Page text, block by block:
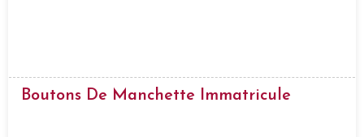
Boutons De Manchette Immatricule